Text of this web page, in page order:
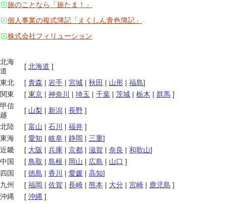
旅のことなら「旅たま！」
個人事業の複式簿記「えくしん青色簿記」
株式会社フィリューション
北海
道
[ 北海道 ]
東北
[ 青森 | 岩手 | 宮城 | 秋田 | 山形 | 福島]
関東
[ 東京 | 神奈川 | 埼玉 | 千葉 | 茨城 | 栃木 | 群馬 ]
甲信
越
[ 山梨 | 新潟 | 長野 ]
北陸
[ 富山 | 石川 | 福井 ]
東海
[ 愛知 | 岐阜 | 静岡 | 三重]
近畿
[ 大阪 | 兵庫 | 京都 | 滋賀 | 奈良 | 和歌山]
中国
[ 鳥取 | 島根 | 岡山 | 広島 | 山口 ]
四国
[ 徳島 | 香川 | 愛媛 | 高知]
九州
[ 福岡 | 佐賀 | 長崎 | 熊本 | 大分 | 宮崎 | 鹿児島 ]
沖縄
[ 沖縄 ]